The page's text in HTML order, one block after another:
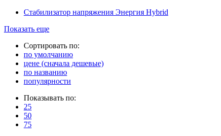
Стабилизатор напряжения Энергия Hybrid
Показать еще
Сортировать по:
по умолчанию
цене (сначала дешевые)
по названию
популярности
Показывать по:
25
50
75